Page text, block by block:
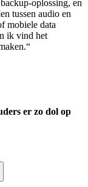
oplossing, en
tussen audio en
mobiele data
ik vind het
er zo dol op